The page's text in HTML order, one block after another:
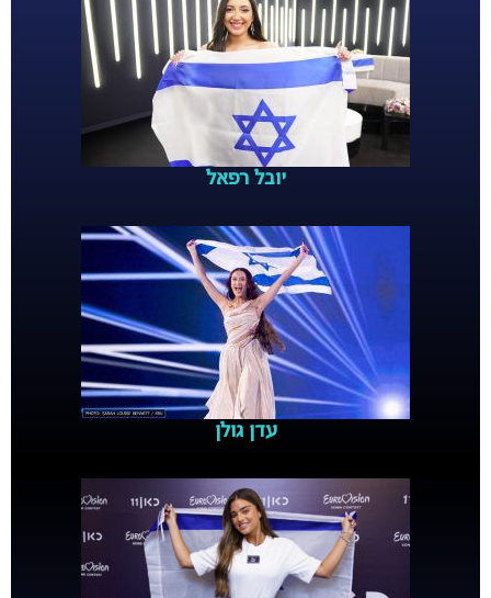
יובל רפאל
עדן גולן